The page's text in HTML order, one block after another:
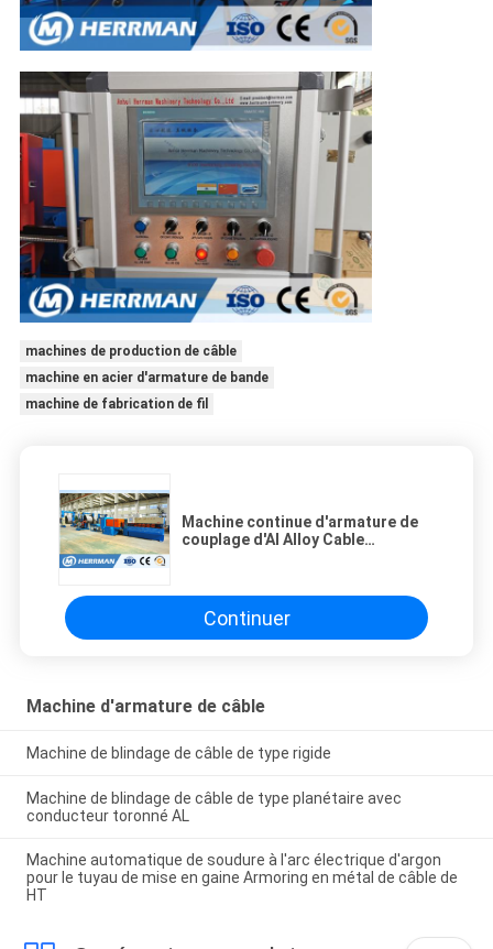
machines de production de câble
machine en acier d'armature de bande
machine de fabrication de fil
Machine continue d'armature de
couplage d'Al Alloy Cable
Continuer
Machine d'armature de câble
Machine de blindage de câble de type rigide
Machine de blindage de câble de type planétaire avec
conducteur toronné AL
Machine automatique de soudure à l'arc électrique d'argon
pour le tuyau de mise en gaine Armoring en métal de câble de
HT